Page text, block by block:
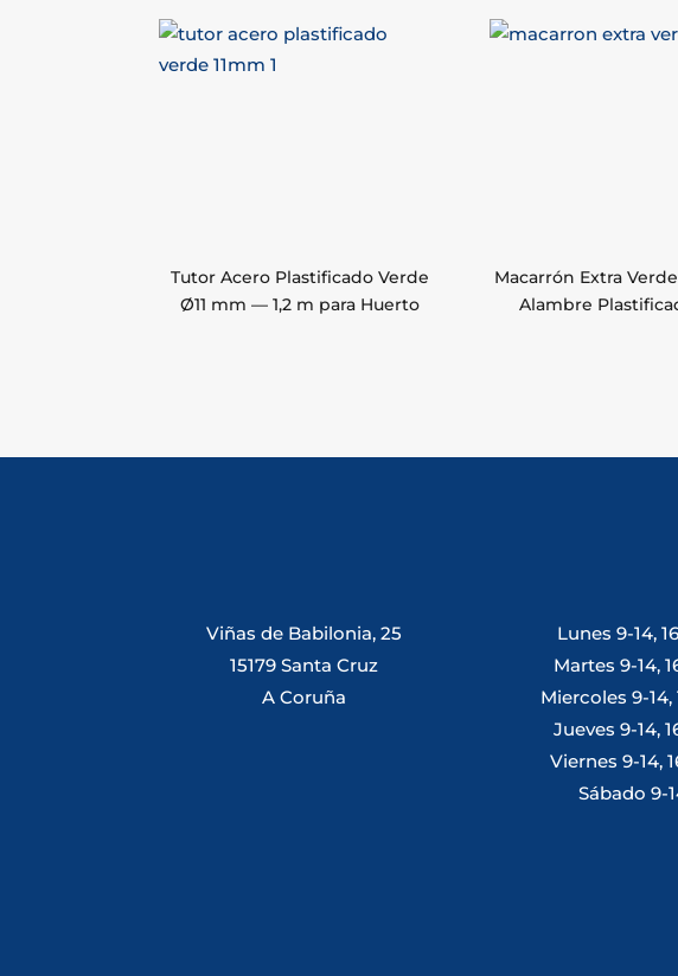
Tutor Acero Plastificado Verde
Ø11 mm — 1,2 m para Huerto
Macarrón Extra
Alambre
Viñas de Babilonia, 25
15179 Santa Cruz
A Coruña
Lunes 9-14,
Martes 9-14,
Miercoles 9-14,
Jueves 9-14,
Viernes 9-14,
Sábado 9-